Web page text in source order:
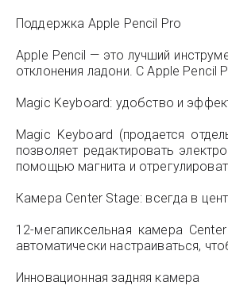
Поддержка Apple Pencil Pro
Apple Pencil — это лучший
отклонения ладони. С Apple
Magic Keyboard: удобство и
Magic Keyboard (продается
позволяет редактировать
помощью магнита и
Камера Center Stage: всегда в
12-мегапиксельная камера
автоматически настраиваться,
Инновационная задняя камера